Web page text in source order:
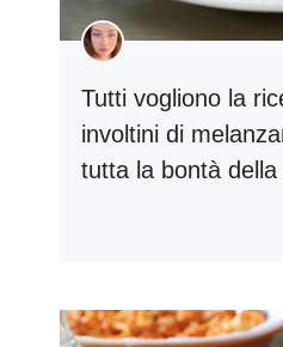
Tutti vogliono la
involtini di
tutta la bontà